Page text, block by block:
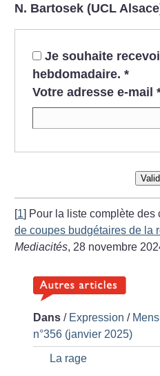
N. Bartosek (UCL
Je souhaite
hebdomadaire. *
Votre adresse e-mail
[1] Pour la liste complète des
de coupes budgétaires de la
Mediacités, 28 novembre
Dans / Expression /
n°356 (janvier 2025)
La rage